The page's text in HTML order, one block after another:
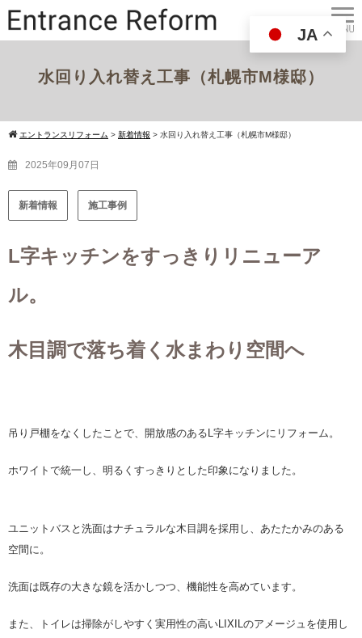
水回り入れ替え工事（札幌市M様邸）
エントランスリフォーム > 新着情報 > 水回り入れ替え工事（札幌市M様邸）
2025年09月07日
新着情報 施工事例
L字キッチンをすっきりリニューア
ル。
木目調で落ち着く水まわり空間へ
吊り戸棚をなくしたことで、開放感のあるL字キッチンにリフォーム。
ホワイトで統一し、明るくすっきりとした印象になりました。
ユニットバスと洗面はナチュラルな木目調を採用し、あたたかみのある
空間に。
洗面は既存の大きな鏡を活かしつつ、機能性を高めています。
また、トイレは掃除がしやすく実用性の高いLIXILのアメージュを使用し
JA